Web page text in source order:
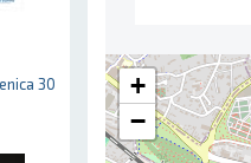
30
+
−